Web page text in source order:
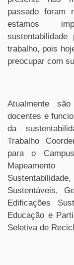
passado foram
estamos
trabalho, pois
preocupar com
Atualmente
docentes e
da
Trabalho
para o
Sustentáveis,
Edificações
Educação e
Seletiva de